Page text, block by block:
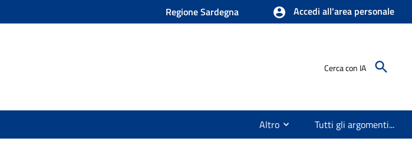
Regione Sardegna Accedi all'area personale
Cerca con IA
Altro Tutti gli argomenti...